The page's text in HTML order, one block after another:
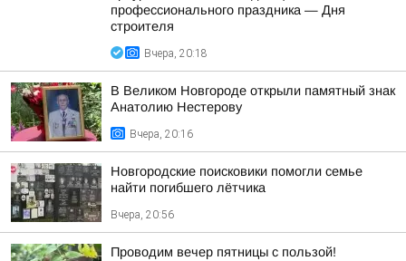
профессионального праздника — Дня
строителя
Вчера, 20:18
В Великом Новгороде открыли памятный знак
Анатолию Нестерову
Вчера, 20:16
Новгородские поисковики помогли семье
найти погибшего лётчика
Вчера, 20:56
Проводим вечер пятницы с пользой!